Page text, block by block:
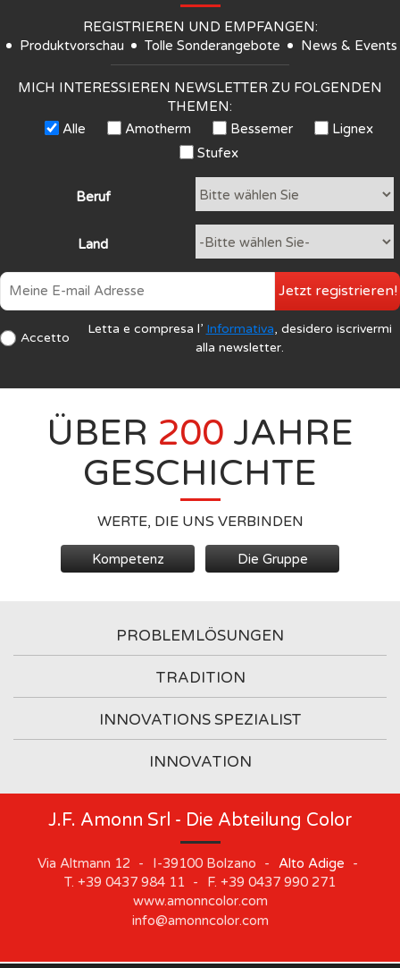
REGISTRIEREN UND EMPFANGEN:
Produktvorschau
Tolle Sonderangebote News & Events
MICH INTERESSIEREN NEWSLETTER ZU FOLGENDEN
THEMEN:
Alle
Amotherm Bessemer
Lignex
Stufex
Beruf
Land
Accetto
Letta e compresa l’ Informativa, desidero iscrivermi
alla newsletter.
Jetzt registrieren!
ÜBER 200 JAHRE
GESCHICHTE
WERTE, DIE UNS VERBINDEN
Kompetenz Die Gruppe
PROBLEMLÖSUNGEN
TRADITION
INNOVATIONS SPEZIALIST
INNOVATION
J.F. Amonn Srl - Die Abteilung Color
Via Altmann 12 - I-39100 Bolzano - Alto Adige
-
T. +39 0437 984 11 - F. +39 0437 990 271
www.amonncolor.com
info@amonncolor.com